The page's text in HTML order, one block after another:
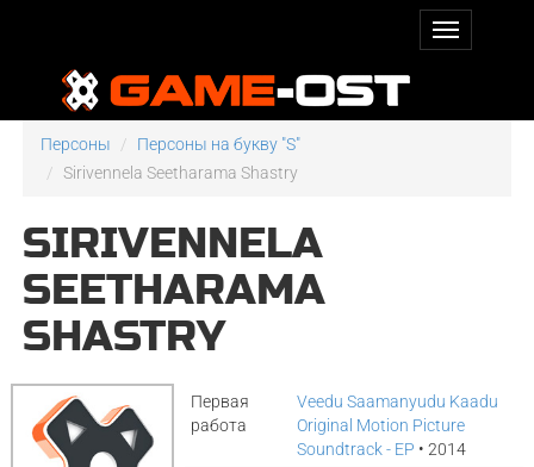
Персоны
Персоны на букву "S"
Sirivennela Seetharama Shastry
SIRIVENNELA
SEETHARAMA
SHASTRY
Первая
работа
Veedu Saamanyudu Kaadu
Original Motion Picture
Soundtrack - EP • 2014